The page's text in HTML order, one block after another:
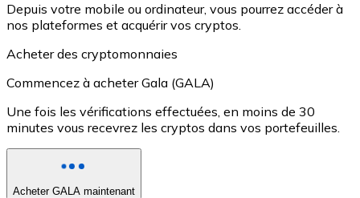
Depuis votre mobile ou ordinateur, vous pourrez accéder à
nos plateformes et acquérir vos cryptos.
Acheter des cryptomonnaies
Commencez à acheter Gala (GALA)
Une fois les vérifications effectuées, en moins de 30
minutes vous recevrez les cryptos dans vos portefeuilles.
Acheter GALA maintenant